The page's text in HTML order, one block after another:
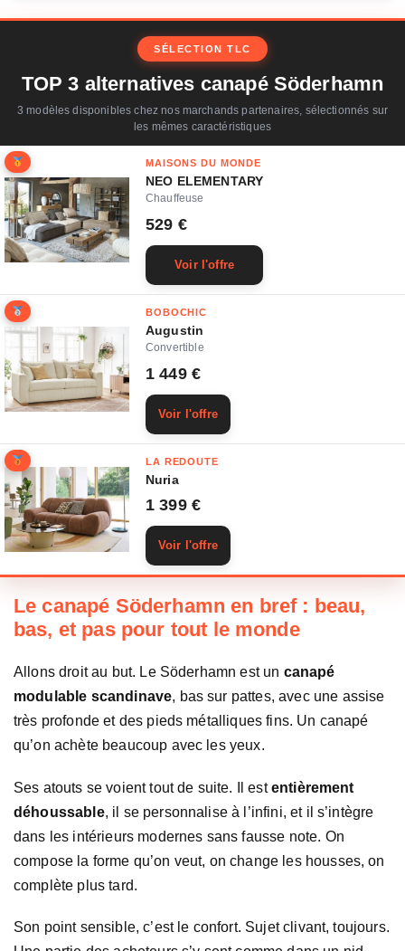
SÉLECTION TLC
TOP 3 alternatives canapé Söderhamn
3 modèles disponibles chez nos marchands partenaires, sélectionnés sur
les mêmes caractéristiques
MAISONS DU MONDE
NEO ELEMENTARY
Chauffeuse
529 €
Voir l'offre
BOBOCHIC
Augustin
Convertible
1 449 €
Voir l'offre
LA REDOUTE
Nuria
1 399 €
Voir l'offre
Le canapé Söderhamn en bref : beau,
bas, et pas pour tout le monde
Allons droit au but. Le Söderhamn est un canapé
modulable scandinave, bas sur pattes, avec une assise
très profonde et des pieds métalliques fins. Un canapé
qu’on achète beaucoup avec les yeux.
Ses atouts se voient tout de suite. Il estentièrement
déhoussable, il se personnalise à l’infini, et il s’intègre
dans les intérieurs modernes sans fausse note. On
compose la forme qu’on veut, on change les housses, on
complète plus tard.
Son point sensible, c’est le confort. Sujet clivant, toujours.